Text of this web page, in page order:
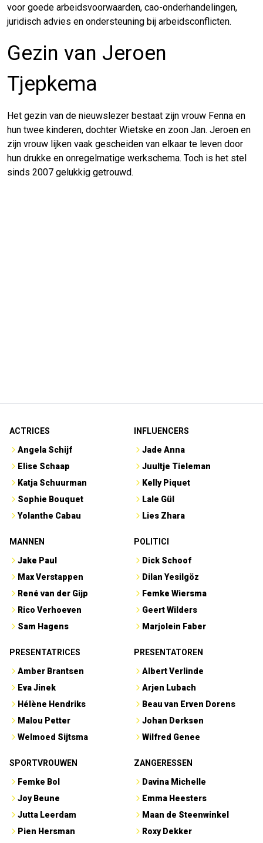
voor goede arbeidsvoorwaarden, cao-onderhandelingen,
juridisch advies en ondersteuning bij arbeidsconflicten.
Gezin van Jeroen
Tjepkema
Het gezin van de nieuwslezer bestaat zijn vrouw Fenna en
hun twee kinderen, dochter Wietske en zoon Jan. Jeroen en
zijn vrouw lijken vaak gescheiden van elkaar te leven door
hun drukke en onregelmatige werkschema. Toch is het stel
sinds 2007 gelukkig getrouwd.
ACTRICES
Angela Schijf
Elise Schaap
Katja Schuurman
Sophie Bouquet
Yolanthe Cabau
INFLUENCERS
Jade Anna
Juultje Tieleman
Kelly Piquet
Lale Gül
Lies Zhara
MANNEN
Jake Paul
Max Verstappen
René van der Gijp
Rico Verhoeven
Sam Hagens
POLITICI
Dick Schoof
Dilan Yesilgöz
Femke Wiersma
Geert Wilders
Marjolein Faber
PRESENTATRICES
Amber Brantsen
Eva Jinek
Hélène Hendriks
Malou Petter
Welmoed Sijtsma
PRESENTATOREN
Albert Verlinde
Arjen Lubach
Beau van Erven Dorens
Johan Derksen
Wilfred Genee
SPORTVROUWEN
Femke Bol
Joy Beune
Jutta Leerdam
Pien Hersman
ZANGERESSEN
Davina Michelle
Emma Heesters
Maan de Steenwinkel
Roxy Dekker